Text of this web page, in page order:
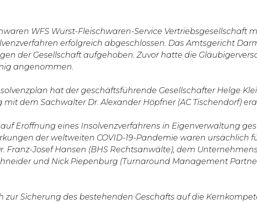
WFS Wurst-Fleischwaren-Service
erfolgreich abgeschlossen. Das Amtsgericht
der Gesellschaft aufgehoben. Zuvor hatte die
angenommen.
hat der geschäftsführende Gesellschafter Helge
dem Sachwalter Dr. Alexander Höpfner (AC Tischendorf)
Eröffnung eines Insolvenzverfahrens in Eigenverwaltung
der weltweiten COVID-19-Pandemie waren ursächlich
Franz-Josef Hansen (BHS Rechtsanwälte), dem
und Nick Piepenburg (Turnaround Management
zur Sicherung des bestehenden Geschäfts auf die